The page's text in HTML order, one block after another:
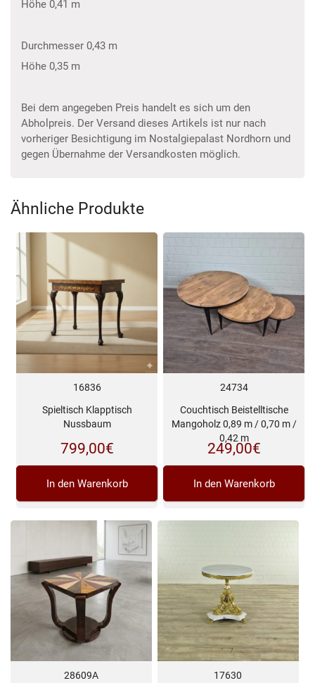
Höhe 0,41 m
Durchmesser 0,43 m
Höhe 0,35 m
Bei dem angegeben Preis handelt es sich um den
Abholpreis. Der Versand dieses Artikels ist nur nach
vorheriger Besichtigung im Nostalgiepalast Nordhorn und
gegen Übernahme der Versandkosten möglich.
Ähnliche Produkte
16836
Spieltisch Klapptisch
Nussbaum
799,00€
In den Warenkorb
24734
Couchtisch Beistelltische
Mangoholz 0,89 m / 0,70 m /
0,42 m
249,00€
In den Warenkorb
28609A 17630